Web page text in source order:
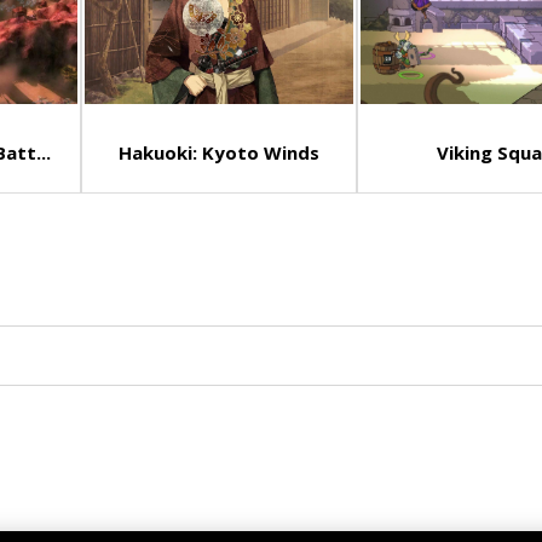
Hakuoki: Kyoto Winds Viking